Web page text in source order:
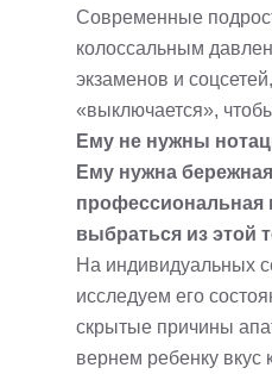
Современные
колоссальным
экзаменов и
«выключается»,
Ему не нужны
Ему нужна бережная
выбраться из этой
На индивидуальных
исследуем его
скрытые причины
вернем ребенку вкус